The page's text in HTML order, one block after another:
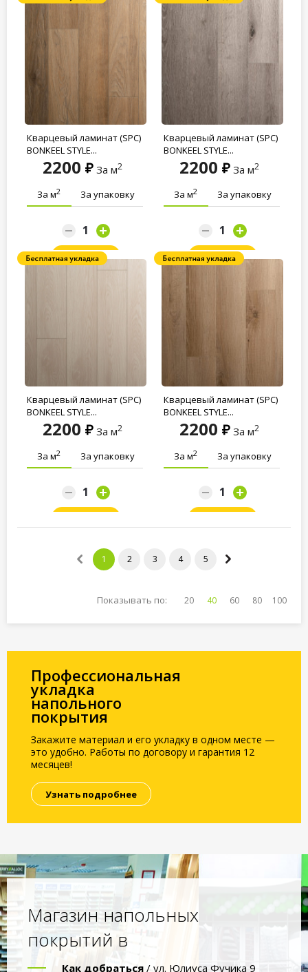
Кварцевый ламинат (SPC)
BONKEEL STYLE...
2200 За м2
За м2 За упаковку
Заказать
Кварцевый ламинат (SPC)
BONKEEL STYLE...
2200 За м2
За м2 За упаковку
Заказать
Кварцевый ламинат (SPC)
BONKEEL STYLE...
2200 За м2
За м2 За упаковку
Кварцевый ламинат (SPC)
BONKEEL STYLE...
2200 За м2
За м2 За упаковку
1 2 3 4 5
Показывать по: 20 40 60 80 100
Профессиональная
укладка
напольного
покрытия
Закажите материал и его укладку в одном месте —
это удобно. Работы по договору и гарантия 12
месяцев!
Узнать подробнее
Магазин напольных
покрытий в
Как добраться / ул. Юлиуса Фучика 9